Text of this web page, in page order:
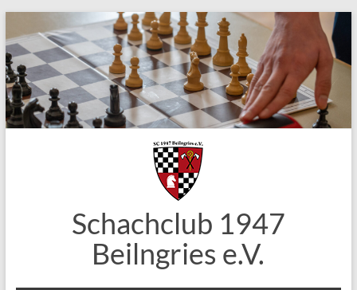
Inhalt
springen
Schachclub 1947
Beilngries e.V.